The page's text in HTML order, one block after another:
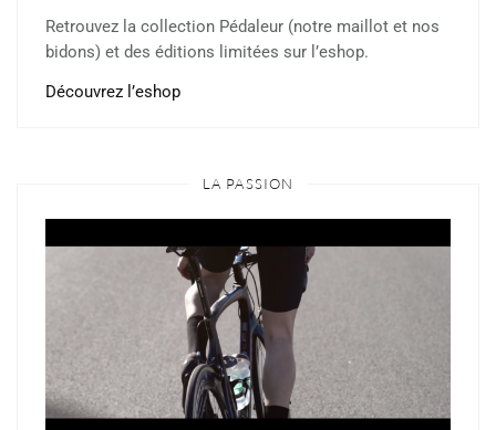
Retrouvez la collection Pédaleur (notre maillot et nos
bidons) et des éditions limitées sur l’eshop.
Découvrez l’eshop
LA PASSION